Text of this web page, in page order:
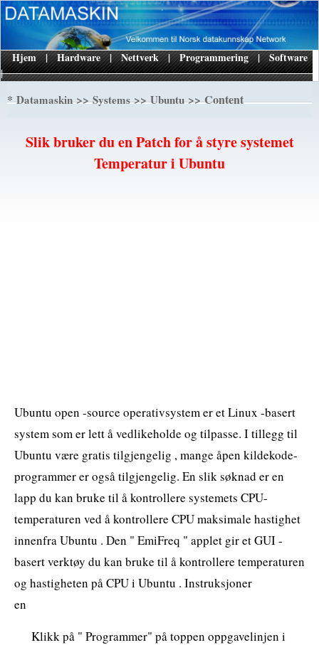
|
Hjem | Hardware | Nettverk | Programmering | Software
*Datamaskin>>Systems>>Ubuntu>> Content
Slik bruker du en Patch for å styre systemet
Temperatur i Ubuntu
Ubuntu open -source operativsystem er et Linux -basert
system som er lett å vedlikeholde og tilpasse. I tillegg til
Ubuntu være gratis tilgjengelig , mange åpen kildekode-
programmer er også tilgjengelig. En slik søknad er en
lapp du kan bruke til å kontrollere systemets CPU-
temperaturen ved å kontrollere CPU maksimale hastighet
innenfra Ubuntu . Den " EmiFreq " applet gir et GUI -
basert verktøy du kan bruke til å kontrollere temperaturen
og hastigheten på CPU i Ubuntu . Instruksjoner
en
Klikk på " Programmer" på toppen oppgavelinjen i